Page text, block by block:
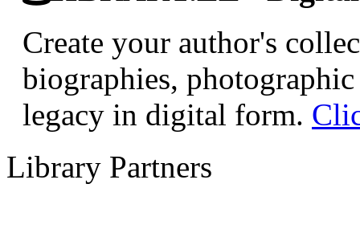
Create your author's
biographies,
legacy in digital form.
Library Partners